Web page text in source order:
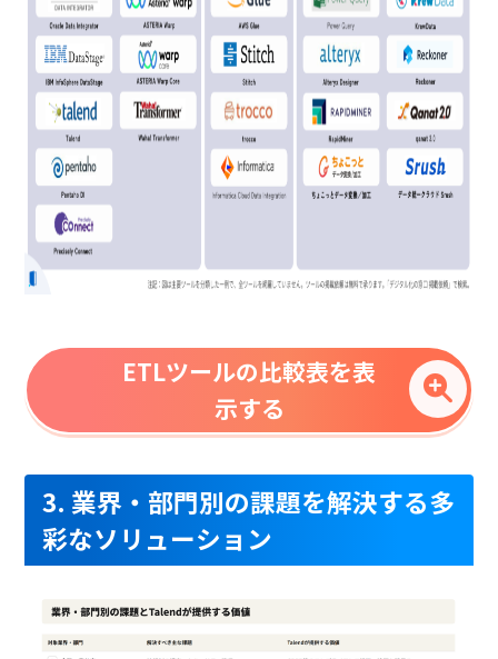
ETLツールの比較表を表
示する
3. 業界・部門別の課題を解決する多
彩なソリューション